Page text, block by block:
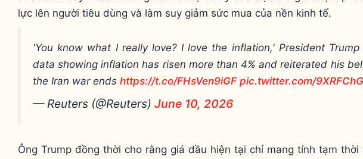
lực lên người tiêu dùng và làm suy giảm sức mua của nền kinh tế.
'You know what I really love? I love the inflation,' President
data showing inflation has risen more than ‌4% and reiterated his
the Iran war ends https://t.co/FHsVen9iGF pic.twitter.com/
— Reuters (@Reuters) June 10, 2026
Ông Trump đồng thời cho rằng giá dầu hiện tại chỉ mang tính tạm